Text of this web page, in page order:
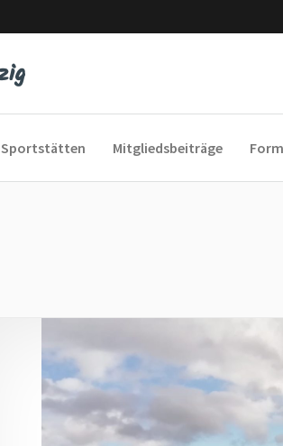
Frauengymnastik
Sportstätten Mitgliedsbeiträge